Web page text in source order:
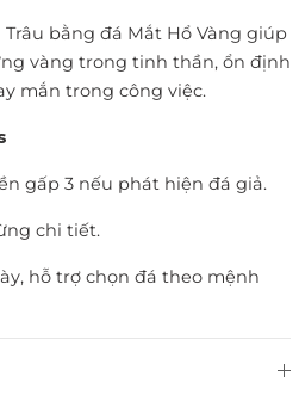
bằng đá Mắt Hổ Vàng giúp
vàng trong tinh thần, ổn định
mắn trong công việc.
gấp 3 nếu phát hiện đá giả.
chi tiết.
hỗ trợ chọn đá theo mệnh